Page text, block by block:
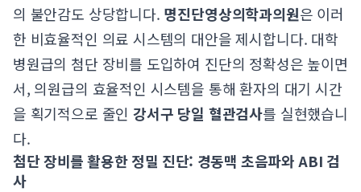
의 불안감도 상당합니다. 명진단영상의학과의원은 이러
한 비효율적인 의료 시스템의 대안을 제시합니다. 대학
병원급의 첨단 장비를 도입하여 진단의 정확성은 높이면
서, 의원급의 효율적인 시스템을 통해 환자의 대기 시간
을 획기적으로 줄인강서구 당일 혈관검사를 실현했습니
다.
첨단 장비를 활용한 정밀 진단: 경동맥 초음파와 ABI 검
사